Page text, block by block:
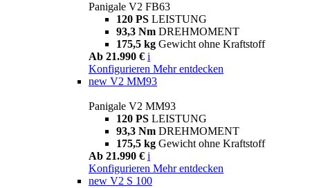
Panigale V2 FB63
120 PS LEISTUNG
93,3 Nm DREHMOMENT
175,5 kg Gewicht ohne Kraftstoff
Ab 21.990 € i
Konfigurieren Mehr entdecken
new V2 MM93
Panigale V2 MM93
120 PS LEISTUNG
93,3 Nm DREHMOMENT
175,5 kg Gewicht ohne Kraftstoff
Ab 21.990 € i
Konfigurieren Mehr entdecken
new V2 S 100